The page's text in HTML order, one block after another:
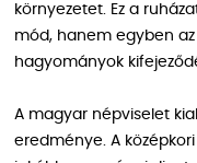
környezetet. Ez a
mód, hanem egyben
hagyományok
A magyar népviselet
eredménye. A